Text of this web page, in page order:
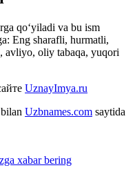
qo‘yiladi va bu ism
Eng sharafli, hurmatli,
avliyo, oliy tabaqa, yuqori
UznayImya.ru
Uzbnames.com saytida
xabar bering